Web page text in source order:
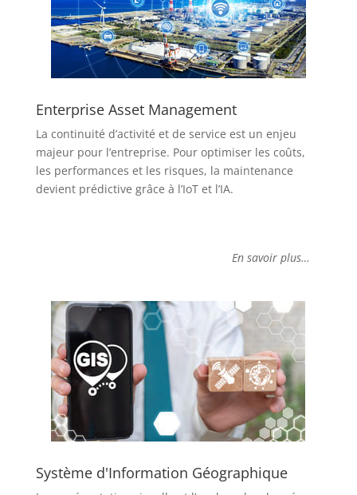
Enterprise Asset Management
La continuité d’activité et de service est un enjeu
majeur pour l’entreprise. Pour optimiser les coûts,
les performances et les risques, la maintenance
devient prédictive grâce à l’IoT et l’IA.
En savoir plus…
Système d'Information Géographique